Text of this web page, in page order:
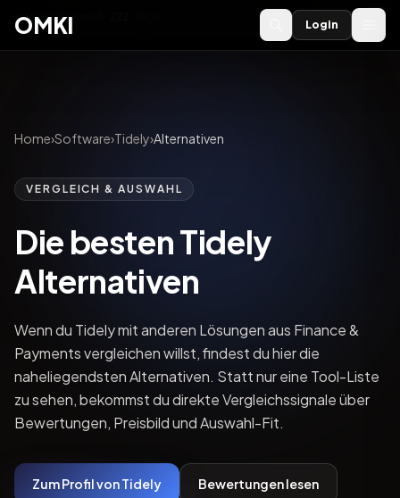
OMKI 2027
OMKI Login
Home›Software›Tidely›Alternativen
VERGLEICH & AUSWAHL
Die besten Tidely
Alternativen
Wenn du Tidely mit anderen Lösungen aus Finance &
Payments vergleichen willst, findest du hier die
naheliegendsten Alternativen. Statt nur eine Tool-Liste
zu sehen, bekommst du direkte Vergleichssignale über
Bewertungen, Preisbild und Auswahl-Fit.
Zum Profil von Tidely Bewertungen lesen